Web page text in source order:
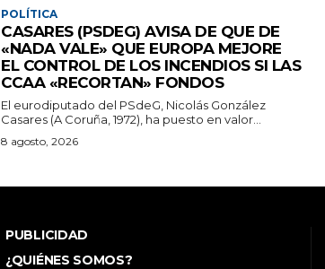
POLÍTICA
CASARES (PSDEG) AVISA DE QUE DE
«NADA VALE» QUE EUROPA MEJORE
EL CONTROL DE LOS INCENDIOS SI LAS
CCAA «RECORTAN» FONDOS
El eurodiputado del PSdeG, Nicolás González
Casares (A Coruña, 1972), ha puesto en valor...
8 agosto, 2026
PUBLICIDAD
¿QUIÉNES SOMOS?